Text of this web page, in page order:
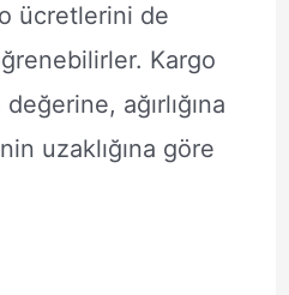
ücretlerini de
Kargo
ağırlığına
uzaklığına göre